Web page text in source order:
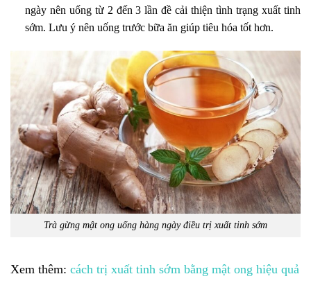
ngày nên uống từ 2 đến 3 lần đề cải thiện tình trạng xuất tinh
sớm. Lưu ý nên uống trước bữa ăn giúp tiêu hóa tốt hơn.
Trà gừng mật ong uống hàng ngày điều trị xuất tinh sớm
Xem thêm: cách trị xuất tinh sớm bằng mật ong hiệu quả